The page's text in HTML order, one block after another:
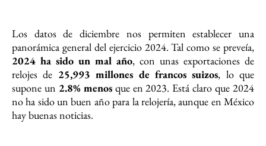
Los datos de diciembre nos permiten establecer una
panorámica general del ejercicio 2024. Tal como se preveía,
2024 ha sido un mal año, con unas exportaciones de
relojes de 25,993 millones de francos suizos, lo que
supone un 2.8% menosque en 2023. Está claro que 2024
no ha sido un buen año para la relojería, aunque en México
hay buenas noticias.